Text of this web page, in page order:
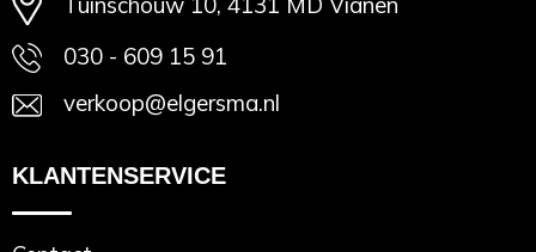
030 - 609 15 91
verkoop@elgersma.nl
KLANTENSERVICE